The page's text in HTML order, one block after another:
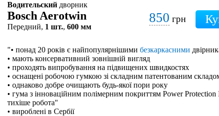
Водительский дворник
Bosch Aerotwin
Передний, 1 шт., 600 мм
850 грн
"• понад 20 років є найпопулярнішими безкаркасними
• мають консервативний зовнішній вигляд
• проходять випробування на підвищених швидкостях
• оснащені робочою гумкою зі складним патентованим
• однаково добре очищають будь-якої пори року
• гума з інноваційним полімерним покриттям Power
тихіше робота"
• вироблені в Сербії